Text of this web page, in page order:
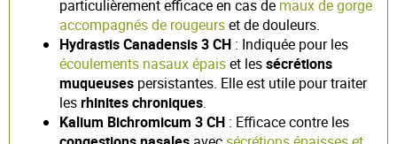
particulièrement efficace en cas de maux de gorge
accompagnés de rougeurset de douleurs.
Hydrastis Canadensis 3 CH : Indiquée pour les
écoulements nasaux épaiset lessécrétions
muqueuses persistantes. Elle est utile pour traiter
lesrhinites chroniques.
Kalium Bichromicum 3 CH : Efficace contre les